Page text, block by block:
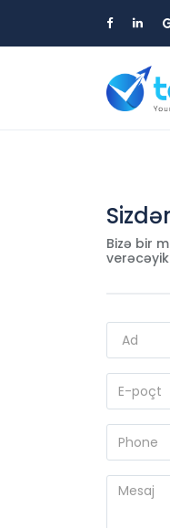
Bizə bir
verəcəyik